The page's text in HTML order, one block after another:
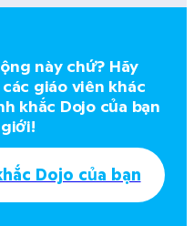
này chứ? Hãy
giáo viên khác
khắc Dojo của bạn
Dojo của bạn